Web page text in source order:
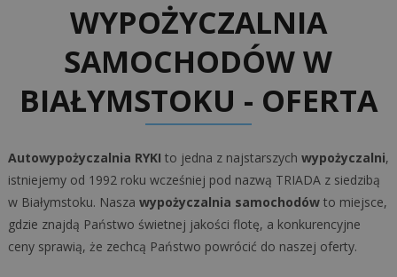
WYPOŻYCZALNIA
SAMOCHODÓW W
BIAŁYMSTOKU - OFERTA
Autowypożyczalnia RYKI to jedna z najstarszych wypożyczalni,
istniejemy od 1992 roku wcześniej pod nazwą TRIADA z siedzibą
w Białymstoku. Nasza wypożyczalnia samochodówto miejsce,
gdzie znajdą Państwo świetnej jakości flotę, a konkurencyjne
ceny sprawią, że zechcą Państwo powrócić do naszej oferty.